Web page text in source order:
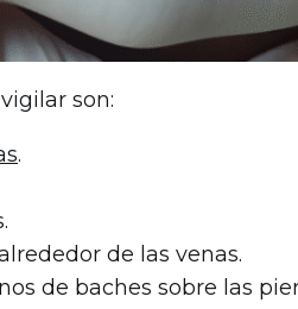
son:
.
de las venas.
de baches sobre las